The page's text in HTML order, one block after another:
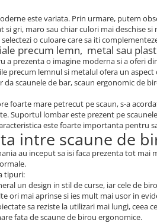
este variata. Prin urmare, putem
si gri, maro sau chiar culori mai deschise
o culoare care sa iti
precum lemn, metal sau
a prezenta o imagine moderna si a oferi
precum lemnul si metalul ofera un
da scaunele de bar, scaun ergonomic de
foarte mare petrecut pe scaun, s-a
Suportul lombar este prezent pe
este foarte importanta pentru
intre scaune de
au inceput sa isi faca prezenta tot
tipuri:
un design in stil de curse, iar cele de
ori mai aprinse si ies mult mai usor in
sa reziste la utilizari mai lungi, ceea
fata de scaune de birou ergonomice.